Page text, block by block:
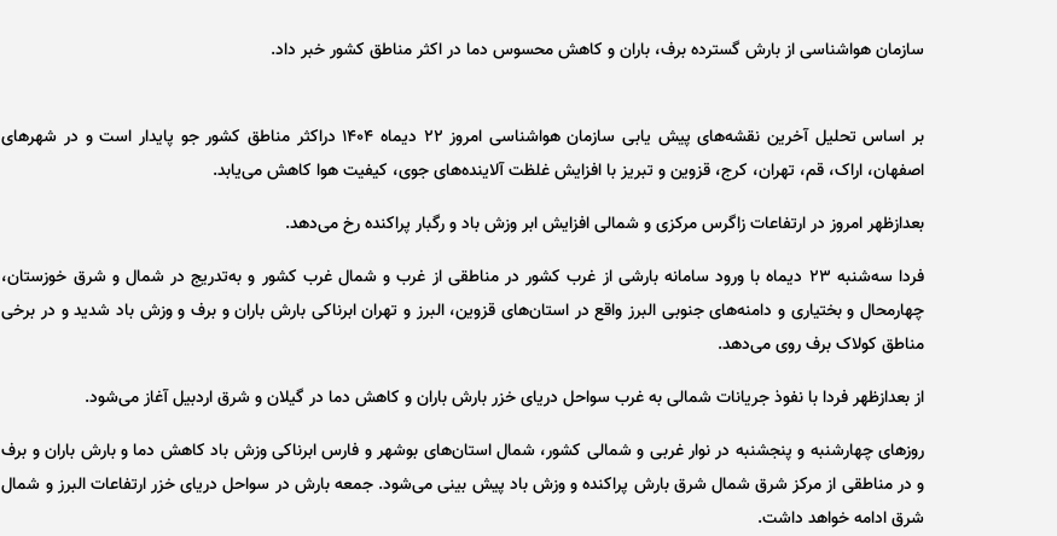
سازمان هواشناسی از بارش گسترده برف، باران و کاهش محسوس دما در اکثر مناطق کشور خبر داد.
بر اساس تحلیل آخرین نقشه‌های پیش یابی سازمان هواشناسی امروز ۲۲ دیماه ۱۴۰۴ دراکثر مناطق کشور جو پایدار است و در شهر‌های
اصفهان، اراک، قم، تهران، کرج، قزوین و تبریز با افزایش غلظت آلاینده‌های جوی، کیفیت هوا کاهش می‌یابد.
بعدازظهر امروز در ارتفاعات زاگرس مرکزی و شمالی افزایش ابر وزش باد و رگبار پراکنده رخ می‌دهد.
فردا سه‌شنبه ۲۳ دیماه با ورود سامانه بارشی از غرب کشور در مناطقی از غرب و شمال غرب کشور و به‌تدریج در شمال و شرق خوزستان،
چهارمحال و بختیاری و دامنه‌های جنوبی البرز واقع در استان‌های قزوین، البرز و تهران ابرناکی بارش باران و برف و وزش باد شدید و در برخی
مناطق کولاک برف روی می‌دهد.
از بعدازظهر فردا با نفوذ جریانات شمالی به غرب سواحل دریای خزر بارش باران و کاهش دما در گیلان و شرق اردبیل آغاز می‌شود.
روز‌های چهارشنبه و پنجشنبه در نوار غربی و شمالی کشور، شمال استان‌های بوشهر و فارس ابرناکی وزش باد کاهش دما و بارش باران و برف
و در مناطقی از مرکز شرق شمال شرق بارش پراکنده و وزش باد پیش بینی می‌شود. جمعه بارش در سواحل دریای خزر ارتفاعات البرز و شمال
شرق ادامه خواهد داشت.